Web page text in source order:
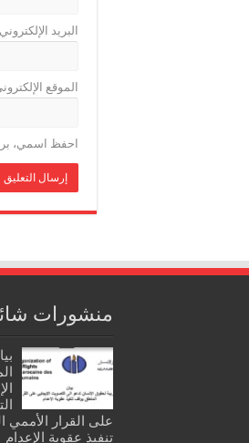
البريد الإلكتروني
الموقع
احفظ اسمي،
منشورات
على القرار الأممي
تنفيذ عقوبة الإعدام